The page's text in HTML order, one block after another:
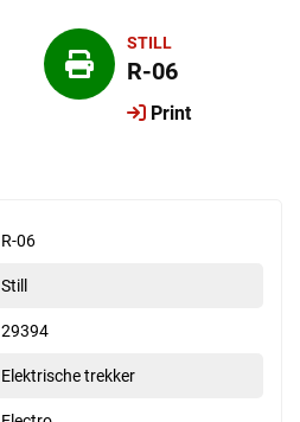
STILL
R-06
Print
R-06
Still
29394
Elektrische trekker